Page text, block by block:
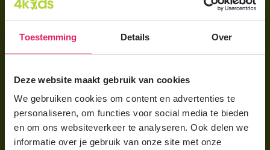
Toestemming Details Over
Deze website maakt gebruik van cookies
We gebruiken cookies om content en advertenties te
personaliseren, om functies voor social media te bieden
en om ons websiteverkeer te analyseren. Ook delen we
informatie over je gebruik van onze site met onze
Aanmelden bij 4Kids
Berekening maken
Voor ouders
Wat is gastouderopvang?